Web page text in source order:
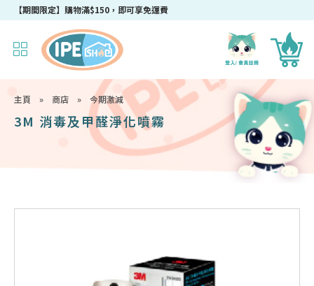
【期間限定】購物滿$150，即可享免運費
主頁 » 商店 » 今期激減
3M 消毒及甲醛淨化噴霧